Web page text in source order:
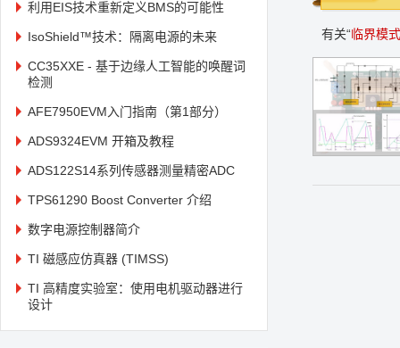
利用EIS技术重新定义BMS的可能性
IsoShield™技术：隔离电源的未来
CC35XXE - 基于边缘人工智能的唤醒词
检测
AFE7950EVM入门指南（第1部分）
ADS9324EVM 开箱及教程
ADS122S14系列传感器测量精密ADC
TPS61290 Boost Converter 介绍
数字电源控制器简介
TI 磁感应仿真器 (TIMSS)
TI 高精度实验室：使用电机驱动器进行
设计
有关“临界模式